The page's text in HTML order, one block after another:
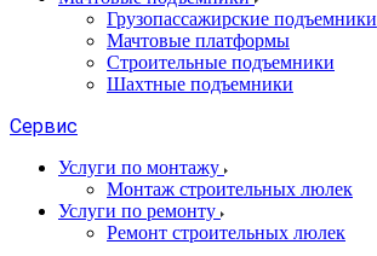
Грузопассажирские подъемники
Мачтовые платформы
Строительные подъемники
Шахтные подъемники
Сервис
Услуги по монтажу
Монтаж строительных люлек
Услуги по ремонту
Ремонт строительных люлек